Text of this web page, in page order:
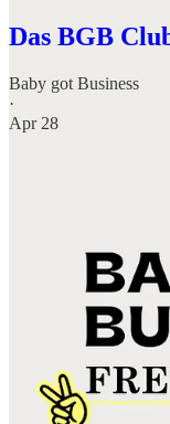
Das BGB
Baby got Business
·
Apr 28